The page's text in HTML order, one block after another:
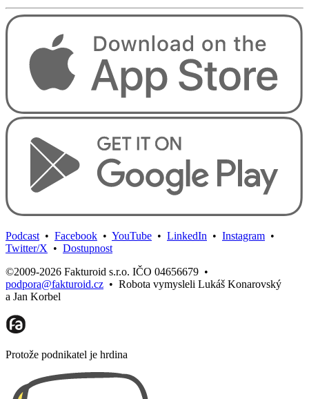
Podcast • Facebook • YouTube • LinkedIn • Instagram •
Twitter/X • Dostupnost
©2009-2026 Fakturoid s.r.o. IČO 04656679 •
podpora@fakturoid.cz • Robota vymysleli Lukáš Konarovský
a Jan Korbel
Protože podnikatel je hrdina